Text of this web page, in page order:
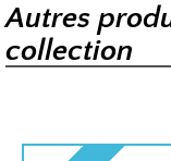
Autres
collection